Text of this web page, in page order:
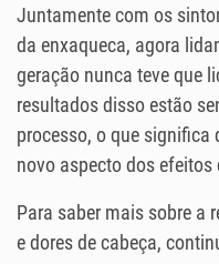
Juntamente com os
da enxaqueca, agora
geração nunca teve que
resultados disso estão
processo, o que significa
novo aspecto dos efeitos
Para saber mais sobre a
e dores de cabeça,